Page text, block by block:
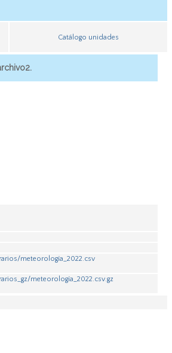
Catálogo unidades
meteorología_2022.csv
meteorología_2022.csv.gz